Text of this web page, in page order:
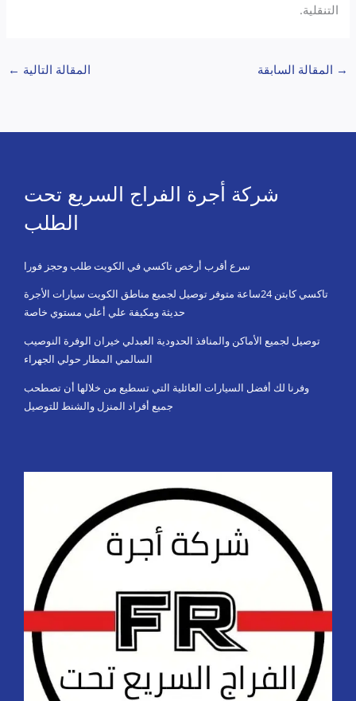
التنقلية.
→ المقالة السابقة المقالة التالية ←
شركة أجرة الفراج السريع تحت
الطلب
سرع أقرب أرخص تاكسي في الكويت طلب وحجز فورا
تاكسي كابتن 24ساعة متوفر توصيل لجميع مناطق الكويت سيارات الأجرة
حديثة ومكيفة علي أعلي مستوي خاصة
توصيل لجميع الأماكن والمنافذ الحدودية العبدلي خيران الوفرة النوصيب
السالمي المطار حولي الجهراء
وفرنا لك أفضل السيارات العائلية التي تسطيع من خلالها أن تصطحب
جميع أفراد المنزل والشنط للتوصيل